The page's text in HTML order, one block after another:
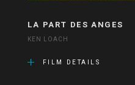
LA PART DES ANGES
KEN LOACH
FILM DETAILS